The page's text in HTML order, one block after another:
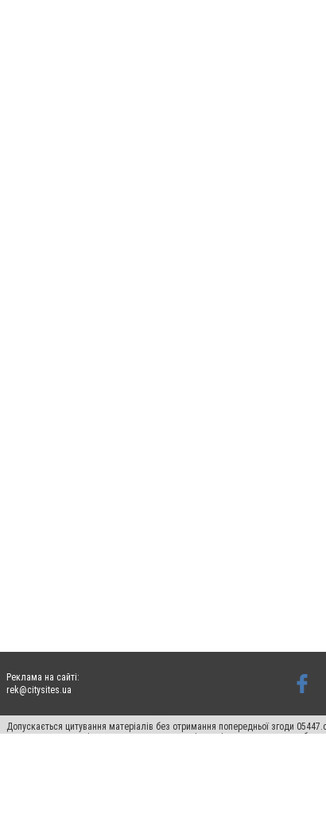
Реклама на сайті:
rek@citysites.ua
Допускається цитування матеріалів без отримання попередньої згоди
пошукових систем гіперпосилання на цитовані статті не нижче другого